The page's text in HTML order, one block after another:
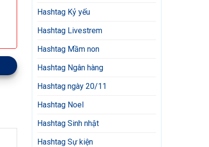
Hashtag Kỷ yếu
Hashtag Livestrem
Hashtag Mầm non
Hashtag Ngân hàng
Hashtag ngày 20/11
Hashtag Noel
Hashtag Sinh nhật
Hashtag Sự kiện